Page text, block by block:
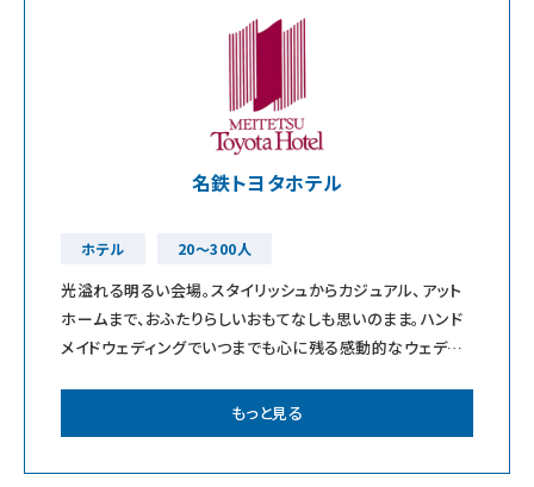
名鉄トヨタホテル
ホテル 20～300人
光溢れる明るい会場。スタイリッシュからカジュアル、アット
ホームまで、おふたりらしいおもてなしも思いのまま。ハンド
メイドウェディングでいつまでも心に残る感動的なウェディ
もっと見る